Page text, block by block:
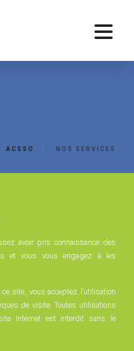
ACSSO NOS SERVICES
avoir pris connaissance des
et vous vous engagez à les
site, vous acceptez l’utilisation
de visite. Toutes utilisations
Internet est interdit sans le